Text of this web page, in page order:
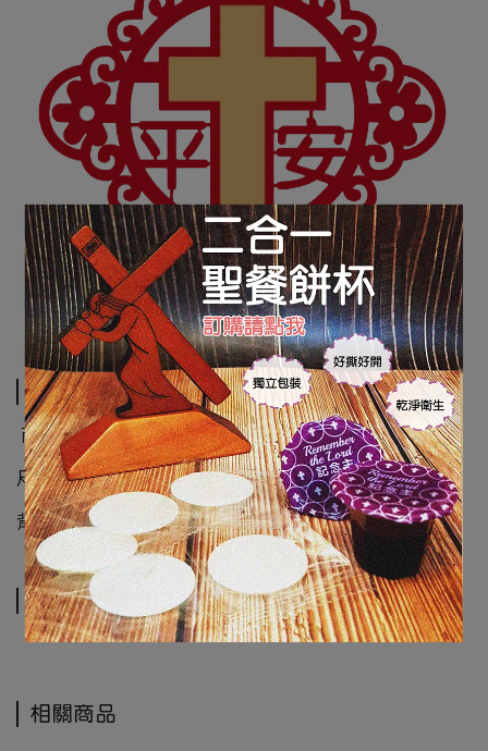
規格說明
商品類別 : 不織布
尺寸:32x32cm
背面有背膠 撕下後可直接黏貼
運送方式
相關商品